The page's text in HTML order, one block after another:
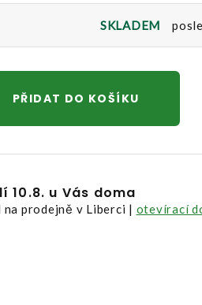
SKLADEM
PŘIDAT DO KOŠÍKU
10.8. u Vás doma
na prodejně v Liberci | otevírací